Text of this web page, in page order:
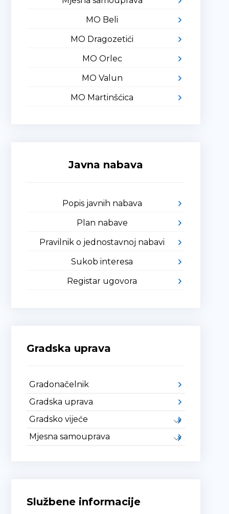
MO Beli
MO Dragozetići
MO Orlec
MO Valun
MO Martinšćica
Javna nabava
Popis javnih nabava
Plan nabave
Pravilnik o jednostavnoj nabavi
Sukob interesa
Registar ugovora
Gradska uprava
Gradonačelnik
Gradska uprava
Gradsko vijeće
Mjesna samouprava
Službene informacije